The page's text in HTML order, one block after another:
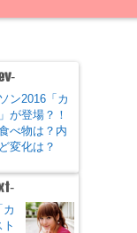
-
ン2016「カ
が登場？！
べ物は？内
変化は？
-